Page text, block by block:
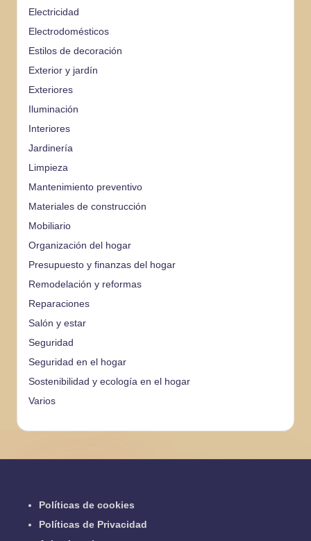
Electricidad
Electrodomésticos
Estilos de decoración
Exterior y jardín
Exteriores
Iluminación
Interiores
Jardinería
Limpieza
Mantenimiento preventivo
Materiales de construcción
Mobiliario
Organización del hogar
Presupuesto y finanzas del hogar
Remodelación y reformas
Reparaciones
Salón y estar
Seguridad
Seguridad en el hogar
Sostenibilidad y ecología en el hogar
Varios
Políticas de cookies
Políticas de Privacidad